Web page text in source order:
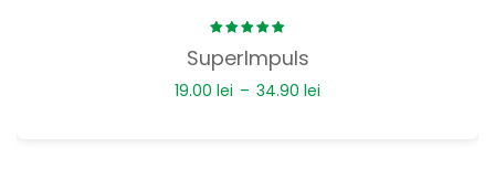
5.00 out
SuperImpuls
19.00 lei – 34.90 lei